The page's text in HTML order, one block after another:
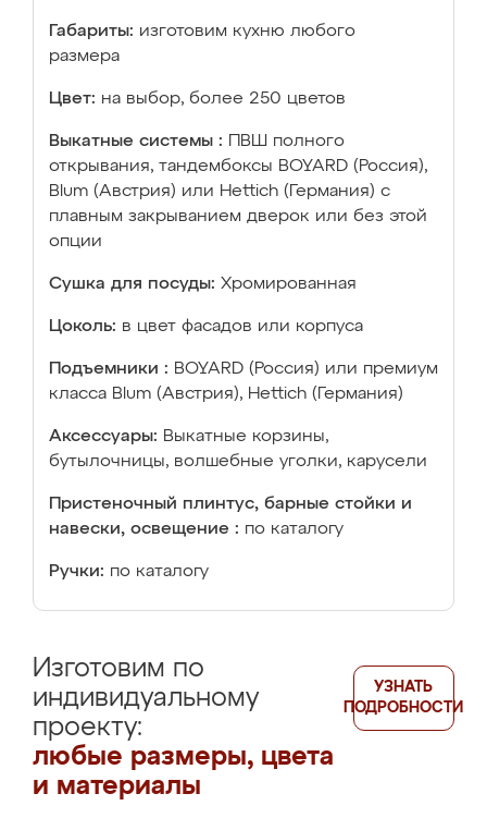
Габариты: изготовим кухню любого
размера
Цвет: на выбор, более 250 цветов
Выкатные системы :
ПВШ полного
открывания, тандембоксы BOYARD (Россия),
Blum (Австрия) или Hettich (Германия) с
плавным закрыванием дверок или без этой
опции
Сушка для посуды: Хромированная
Цоколь: в цвет фасадов или корпуса
Подъемники : BOYARD (Россия) или премиум
класса Blum (Австрия), Hettich (Германия)
Аксессуары: Выкатные корзины,
бутылочницы, волшебные уголки, карусели
Пристеночный плинтус, барные стойки и
навески, освещение : по каталогу
Ручки: по каталогу
Изготовим по
индивидуальному
проекту:
любые размеры, цвета
и материалы
УЗНАТЬ
ПОДРОБНОСТИ